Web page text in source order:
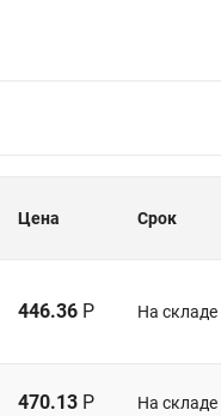
Цена Срок
446.36 Р На складе
470.13 Р На складе